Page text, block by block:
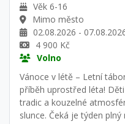
Věk 6-16
Mimo město
02.08.2026 -
4 900 Kč
Volno
Vánoce v létě – Letní tábor plný
příběh uprostřed léta!
tradic a kouzelné
slunce. Čeká je týden